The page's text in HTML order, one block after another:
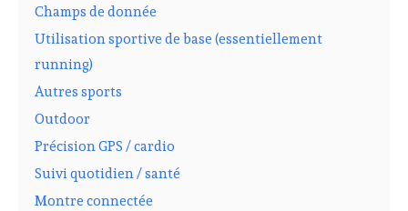
Champs de donnée
Utilisation sportive de base (essentiellement
running)
Autres sports
Outdoor
Précision GPS / cardio
Suivi quotidien / santé
Montre connectée